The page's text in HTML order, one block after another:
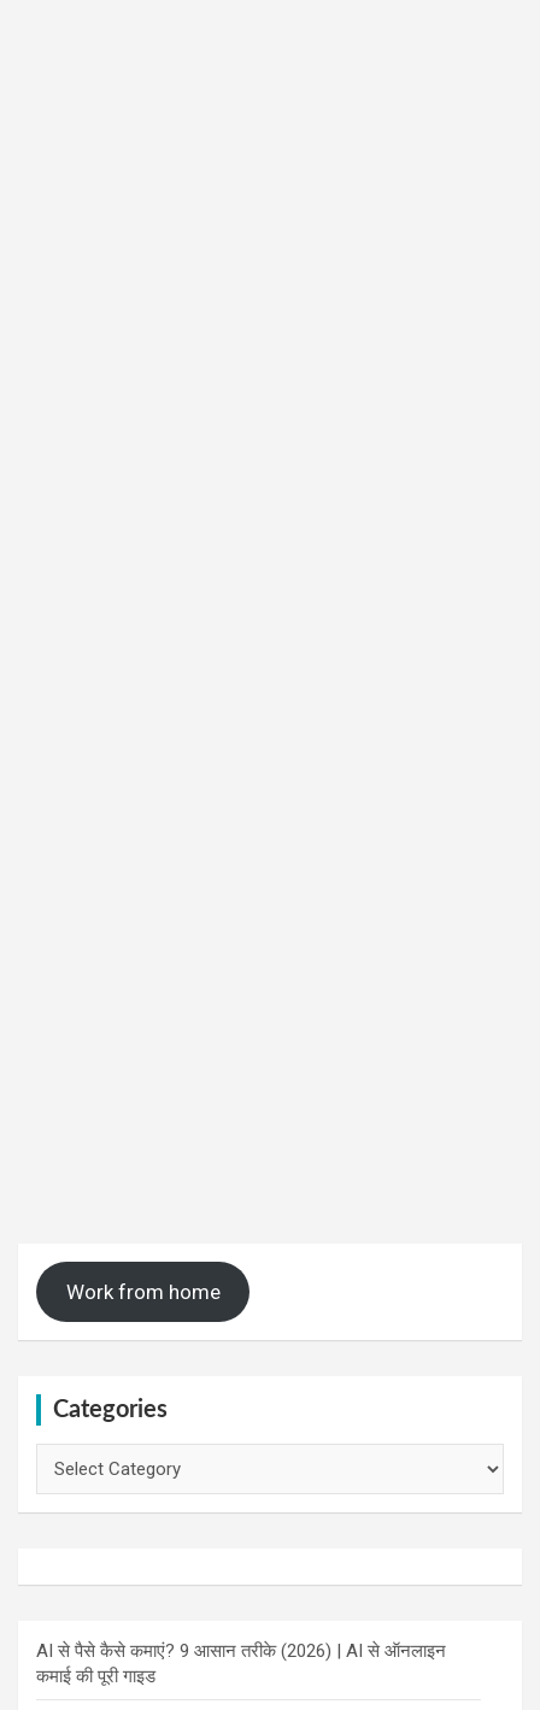
Work from home
Categories
AI से पैसे कैसे कमाएं? 9 आसान तरीके (2026) | AI से ऑनलाइन
कमाई की पूरी गाइड